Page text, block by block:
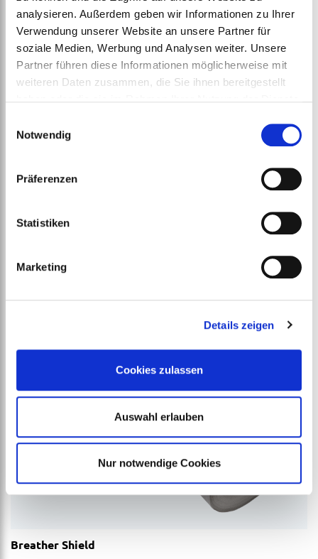
analysieren. Außerdem geben wir Informationen zu Ihrer
Verwendung unserer Website an unsere Partner für
soziale Medien, Werbung und Analysen weiter. Unsere
Partner führen diese Informationen möglicherweise mit
weiteren Daten zusammen, die Sie ihnen bereitgestellt
Notwendig
Präferenzen
Statistiken
Marketing
Details zeigen
Cookies zulassen
Auswahl erlauben
Nur notwendige Cookies
Bubble Cushiongard
Breather Shield